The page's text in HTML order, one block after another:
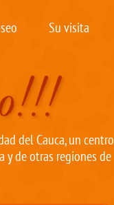
Su visita
del Cauca, un centro
y de otras regiones de